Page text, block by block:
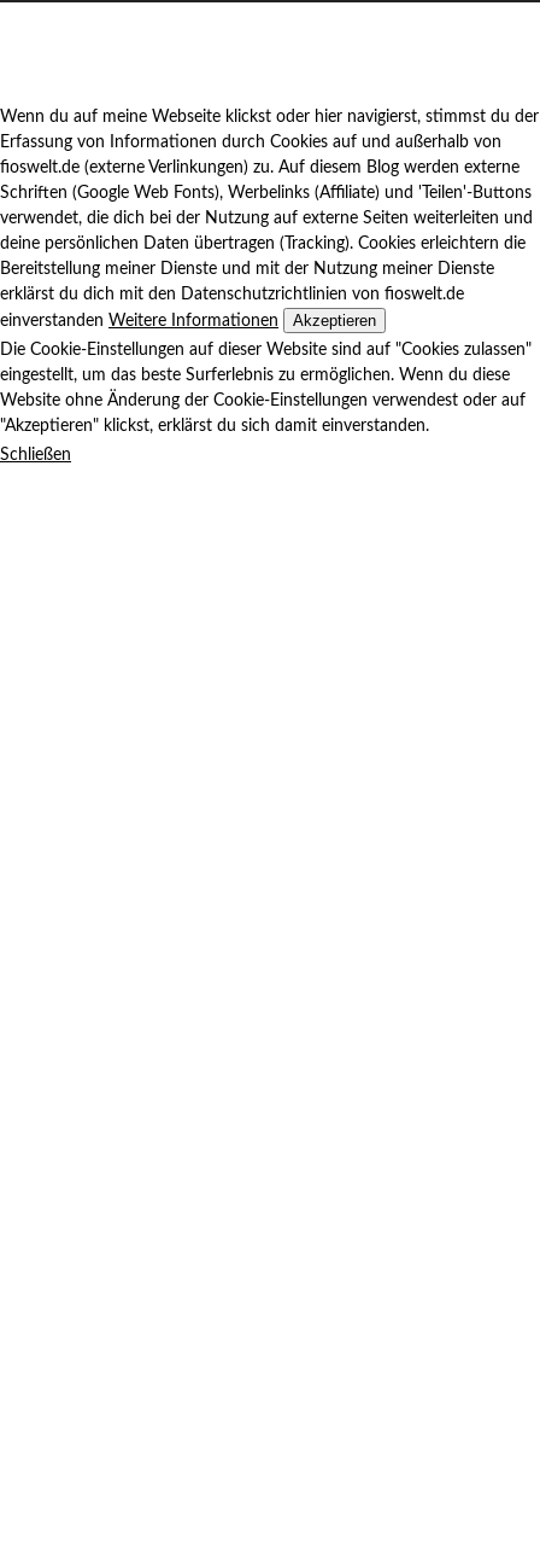
Wenn du auf meine Webseite klickst oder hier navigierst, stimmst du der
Erfassung von Informationen durch Cookies auf und außerhalb von
fioswelt.de (externe Verlinkungen) zu. Auf diesem Blog werden externe
Schriften (Google Web Fonts), Werbelinks (Affiliate) und 'Teilen'-Buttons
verwendet, die dich bei der Nutzung auf externe Seiten weiterleiten und
deine persönlichen Daten übertragen (Tracking). Cookies erleichtern die
Bereitstellung meiner Dienste und mit der Nutzung meiner Dienste
erklärst du dich mit den Datenschutzrichtlinien von fioswelt.de
einverstanden Weitere Informationen Akzeptieren
Die Cookie-Einstellungen auf dieser Website sind auf "Cookies zulassen"
eingestellt, um das beste Surferlebnis zu ermöglichen. Wenn du diese
Website ohne Änderung der Cookie-Einstellungen verwendest oder auf
"Akzeptieren" klickst, erklärst du sich damit einverstanden.
Schließen